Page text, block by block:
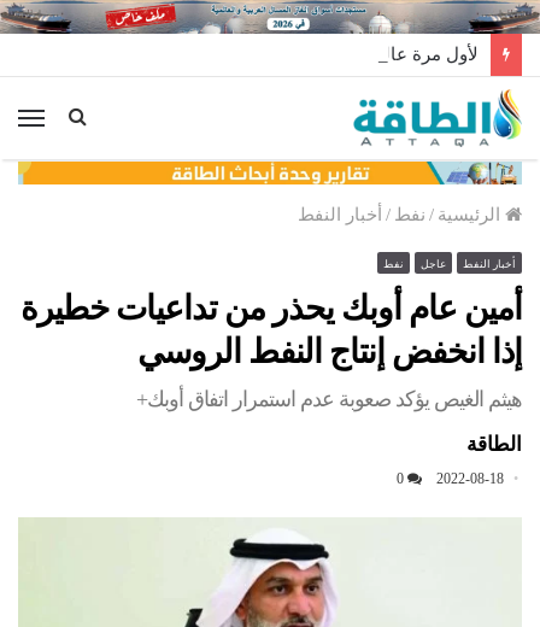
الرئيسية / نفط / أخبار النفط
أخبار النفط عاجل نفط
أمين عام أوبك يحذر من تداعيات خطيرة
إذا انخفض إنتاج النفط الروسي
هيثم الغيص يؤكد صعوبة عدم استمرار اتفاق أوبك+
الطاقة
2022-08-18
0